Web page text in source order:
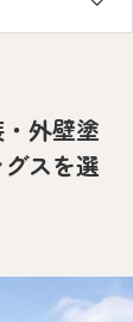
外壁塗
スを選